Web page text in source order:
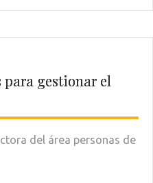
para gestionar el
del área personas de